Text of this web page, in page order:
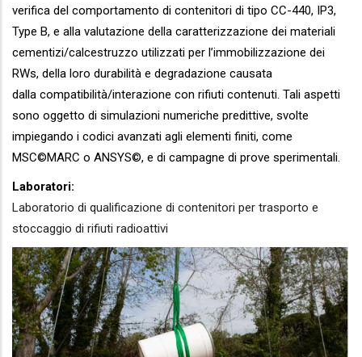
verifica del comportamento di contenitori di tipo CC-440, IP3,
Type B, e alla valutazione della caratterizzazione dei materiali
cementizi/calcestruzzo utilizzati per l’immobilizzazione dei
RWs, della loro durabilità e degradazione causata
dalla compatibilità/interazione con rifiuti contenuti. Tali aspetti
sono oggetto di simulazioni numeriche predittive, svolte
impiegando i codici avanzati agli elementi finiti, come
MSC©MARC o ANSYS©, e di campagne di prove sperimentali.
Laboratori:
Laboratorio di qualificazione di contenitori per trasporto e
stoccaggio di rifiuti radioattivi